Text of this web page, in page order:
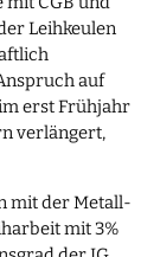
Leihkeulen
auf
erst Frühjahr
verlängert,
mit der Metall-
mit 3%